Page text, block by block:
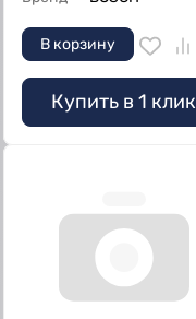
В корзину
Купить в 1 клик